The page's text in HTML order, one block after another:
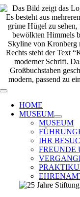
Zum
Inhalt
springen
Toggle
Navigation
HOME
MUSEUM
MUSEUM
IHR
FREUNDE